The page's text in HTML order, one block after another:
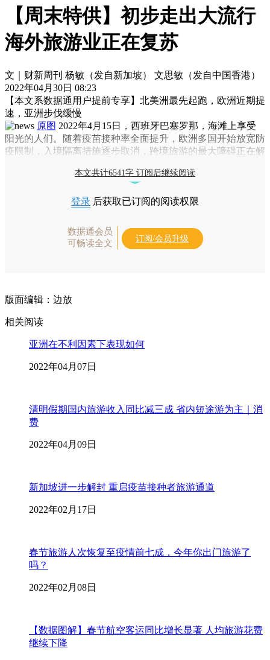
【周末特供】初步走出大流行
海外旅游业正在复苏
文｜财新周刊 杨敏（发自新加坡） 文思敏（发自中国香港）
2022年04月30日 08:23
【本文系数据通用户提前专享】北美洲最先起跑，欧洲近期提
速，亚洲步伐缓慢
原图 2022年4月15日，西班牙巴塞罗那，海滩上享受
阳光的人们。随着疫苗接种率全面提升，欧洲多国开始放宽防
疫限制，入境隔离措施逐步取消，跨境旅游的最大障碍正在解
本文共计6541字 订阅后继续阅读
登录 后获取已订阅的阅读权限
数据通会员
可畅读全文
订阅/会员升级
版面编辑：边放
相关阅读
亚洲在不利因素下表现如何
2022年04月07日
清明假期国内旅游收入同比减三成 省内短途游为主｜消
费
2022年04月09日
新加坡进一步解封 重启疫苗接种者旅游通道
2022年02月17日
春节旅游人次恢复至疫情前七成，今年你出门旅游了
吗？
2022年02月08日
【数据图解】春节航空客运同比增长显著 人均旅游花费
继续下降